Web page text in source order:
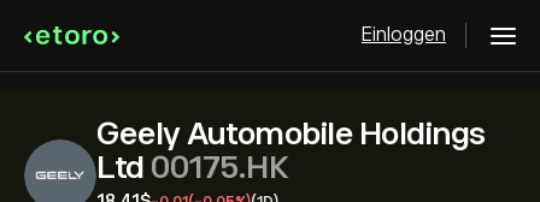
Einloggen
Geely Automobile Holdings
Ltd 00175.HK